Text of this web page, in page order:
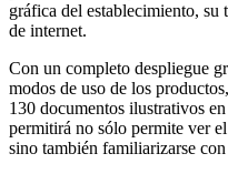
gráfica del establecimiento,
de internet.
Con un completo despliegue
modos de uso de los
130 documentos ilustrativos
permitirá no sólo permite ver
sino también familiarizarse